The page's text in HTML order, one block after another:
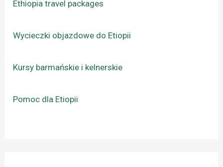
Ethiopia travel packages
Wycieczki objazdowe do Etiopii
Kursy barmańskie i kelnerskie
Pomoc dla Etiopii